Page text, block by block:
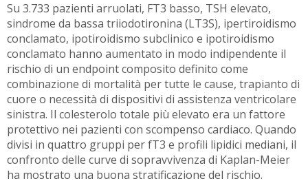
Su 3.733 pazienti arruolati, FT3 basso, TSH elevato,
sindrome da bassa triiodotironina (LT3S), ipertiroidismo
conclamato, ipotiroidismo subclinico e ipotiroidismo
conclamato hanno aumentato in modo indipendente il
rischio di un endpoint composito definito come
combinazione di mortalità per tutte le cause, trapianto di
cuore o necessità di dispositivi di assistenza ventricolare
sinistra. Il colesterolo totale più elevato era un fattore
protettivo nei pazienti con scompenso cardiaco. Quando
divisi in quattro gruppi per fT3 e profili lipidici mediani, il
confronto delle curve di sopravvivenza di Kaplan-Meier
ha mostrato una buona stratificazione del rischio.